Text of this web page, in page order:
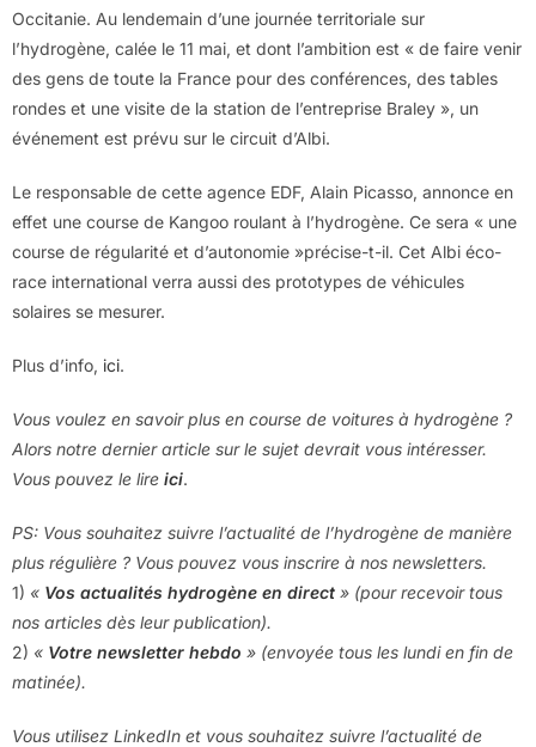
Occitanie. Au lendemain d’une journée territoriale sur
l’hydrogène, calée le 11 mai, et dont l’ambition est « de faire venir
des gens de toute la France pour des conférences, des tables
rondes et une visite de la station de l’entreprise Braley », un
événement est prévu sur le circuit d’Albi.
Le responsable de cette agence EDF, Alain Picasso, annonce en
effet une course de Kangoo roulant à l’hydrogène. Ce sera « une
course de régularité et d’autonomie »précise-t-il. Cet Albi éco-
race international verra aussi des prototypes de véhicules
solaires se mesurer.
Plus d’info, ici.
Vous voulez en savoir plus en course de voitures à hydrogène ?
Alors notre dernier article sur le sujet devrait vous intéresser.
Vous pouvez le lire ici.
PS: Vous souhaitez suivre l’actualité de l’hydrogène de manière
plus régulière ? Vous pouvez vous inscrire à nos newsletters.
1) « Vos actualités hydrogène en direct » (pour recevoir tous
nos articles dès leur publication).
2) « Votre newsletter hebdo » (envoyée tous les lundi en fin de
matinée).
Vous utilisez LinkedIn et vous souhaitez suivre l’actualité de